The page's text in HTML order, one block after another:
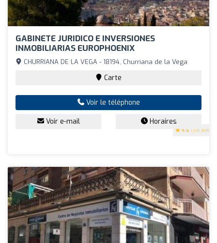
GABINETE JURIDICO E INVERSIONES
INMOBILIARIAS EUROPHOENIX
4.6 (116 avis)
CHURRIANA DE LA VEGA - 18194, Churriana de la Vega
Carte
Voir le téléphone
Voir e-mail Horaires